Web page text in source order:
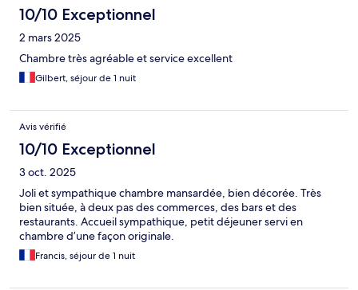
10/10 Exceptionnel
2 mars 2025
Chambre très agréable et service excellent
Gilbert, séjour de 1 nuit
Avis vérifié
10/10 Exceptionnel
3 oct. 2025
Joli et sympathique chambre mansardée, bien décorée. Très
bien située, à deux pas des commerces, des bars et des
restaurants. Accueil sympathique, petit déjeuner servi en
chambre d’une façon originale.
Francis, séjour de 1 nuit